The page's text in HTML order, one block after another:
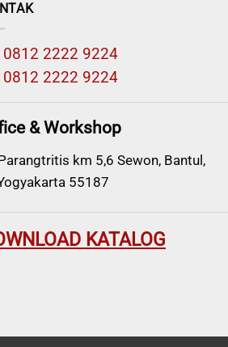
0812 2222 9224
0812 2222 9224
& Workshop
km 5,6 Sewon, Bantul,
55187
KATALOG